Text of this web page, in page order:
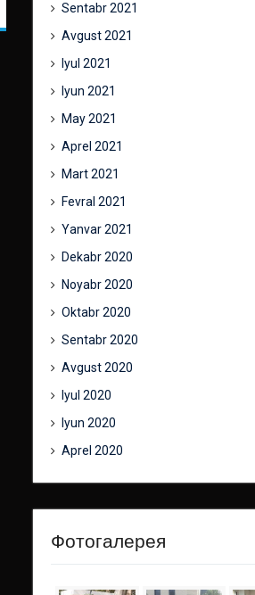
Sentabr 2021
Avgust 2021
Iyul 2021
Iyun 2021
May 2021
Aprel 2021
Mart 2021
Fevral 2021
Yanvar 2021
Dekabr 2020
Noyabr 2020
Oktabr 2020
Sentabr 2020
Avgust 2020
Iyul 2020
Iyun 2020
Aprel 2020
Фотогалерея